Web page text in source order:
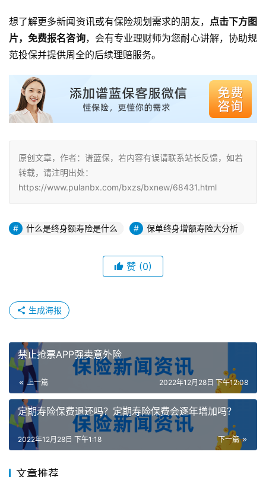
想了解更多新闻资讯或有保险规划需求的朋友， 点击下方图
片，免费报名咨询，会有专业理财师为您耐心讲解，协助规
范投保并提供周全的后续理赔服务。
原创文章，作者：谱蓝保，若内容有误请联系站长反馈，如若
转载，请注明出处：
https://www.pulanbx.com/bxzs/bxnew/68431.html
什么是终身额寿险是什么 保单终身增额寿险大分析
赞 (0)
生成海报
禁止抢票APP强卖意外险
上一篇 2022年12月28日 下午12:08
定期寿险保费退还吗？定期寿险保费会逐年增加吗？
下一篇
2022年12月28日 下午1:18
文章推荐